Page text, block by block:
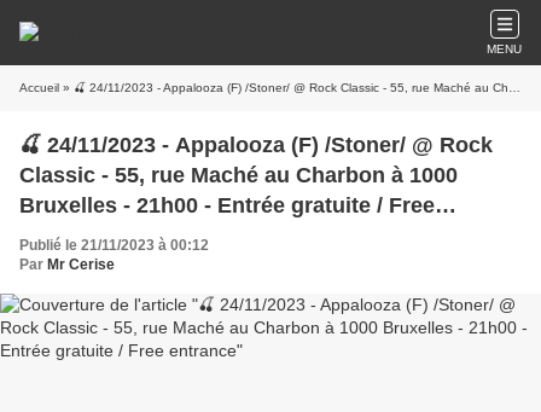
MENU
Accueil » 🍒 24/11/2023 - Appalooza (F) /Stoner/ @ Rock Classic - 55, rue Maché au Charbon à 1000 Bruxelles - 21h00 - Entrée gratuite / Free entrance
🍒 24/11/2023 - Appalooza (F) /Stoner/ @ Rock
Classic - 55, rue Maché au Charbon à 1000
Bruxelles - 21h00 - Entrée gratuite / Free
entrance
Publié le 21/11/2023 à 00:12
Par Mr Cerise